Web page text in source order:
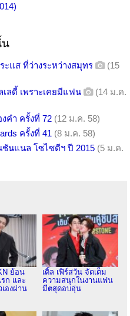
น
แส ที่ว่างระหว่างสมุทร
(15
ลดี้ เพราะเคยมีแฟน
(14 ม.ค.
คำ ครั้งที่ 72 (12 ม.ค. 58)
ครั้งที่ 41 (8 ม.ค. 58)
ชันแนล โซไซตีฯ ปี 2015 (5 ม.ค.
ย้อน
ก และ
องผ่าน
เติ้ล เฟิร์สวัน จัดเต็ม
ความสนุกในงานแฟน
มีตสุดอบอุ่น